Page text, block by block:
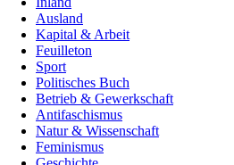
Ausland
Kapital & Arbeit
Feuilleton
Sport
Politisches Buch
Betrieb & Gewerkschaft
Antifaschismus
Natur & Wissenschaft
Feminismus